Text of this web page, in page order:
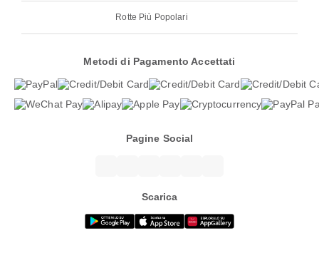
Rotte Più Popolari
Metodi di Pagamento Accettati
Pagine Social
Scarica